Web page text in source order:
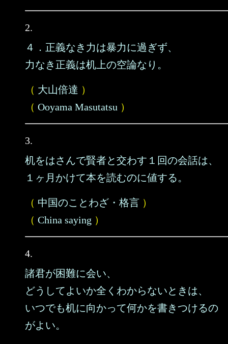
2.
４．正義なき力は暴力に過ぎず、
力なき正義は机上の空論なり。
（ 大山倍達 ）
（ Ooyama Masutatsu ）
3.
机をはさんで賢者と交わす１回の会話は、
１ヶ月かけて本を読むのに値する。
（ 中国のことわざ・格言 ）
（ China saying ）
4.
諸君が困難に会い、
どうしてよいか全くわからないときは、
いつでも机に向かって何かを書きつけるの
がよい。